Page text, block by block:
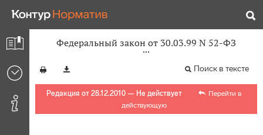
Федеральный закон от 30.03.99 N 52-ФЗ
Поиск в тексте
Редакция от 28.12.2010 — Не действует
Перейти в
действующую